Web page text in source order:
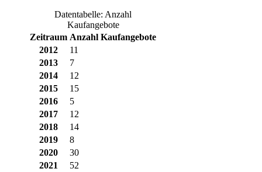
Datentabelle: Anzahl
Kaufangebote
Zeitraum Anzahl Kaufangebote
2012
11
2013
7
2014
12
2015
15
2016
5
2017
12
2018
14
2019
8
2020
30
2021
52